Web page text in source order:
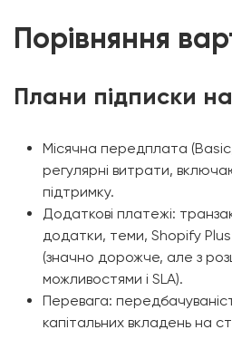
Порівняння
Плани підписки
Місячна передплата
регулярні витрати,
підтримку.
Додаткові платежі:
додатки, теми, Shopify Plus
(значно дорожче, але з
можливостями і SLA).
Перевага:
капітальних вкладень на